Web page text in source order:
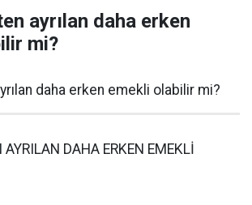
ayrılan daha erken
mi?
daha erken emekli olabilir mi?
AYRILAN DAHA ERKEN EMEKLİ